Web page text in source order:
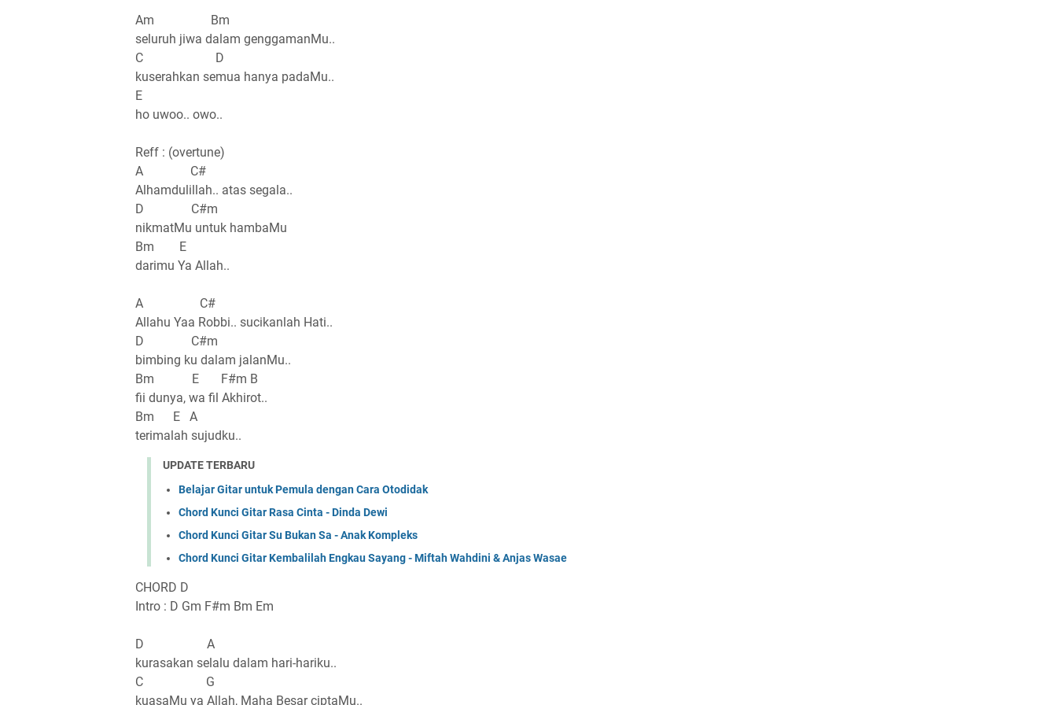
Am Bm
seluruh jiwa dalam genggamanMu..
C D
kuserahkan semua hanya padaMu..
E
ho uwoo.. owo..
Reff : (overtune)
A C#
Alhamdulillah.. atas segala..
D C#m
nikmatMu untuk hambaMu
Bm E
darimu Ya Allah..
A C#
Allahu Yaa Robbi.. sucikanlah Hati..
D C#m
bimbing ku dalam jalanMu..
Bm E F#m B
fii dunya, wa fil Akhirot..
Bm E A
terimalah sujudku..
UPDATE TERBARU
Belajar Gitar untuk Pemula dengan Cara Otodidak
Chord Kunci Gitar Rasa Cinta - Dinda Dewi
Chord Kunci Gitar Su Bukan Sa - Anak Kompleks
Chord Kunci Gitar Kembalilah Engkau Sayang - Miftah Wahdini & Anjas Wasae
CHORD D
Intro : D Gm F#m Bm Em
D A
kurasakan selalu dalam hari-hariku..
C G
kuasaMu ya Allah, Maha Besar ciptaMu..